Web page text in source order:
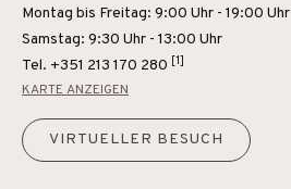
Montag bis Freitag: 9:00 Uhr - 19:00 Uhr
Samstag: 9:30 Uhr - 13:00 Uhr
Tel. +351 213 170 280 [1]
KARTE ANZEIGEN
VIRTUELLER BESUCH